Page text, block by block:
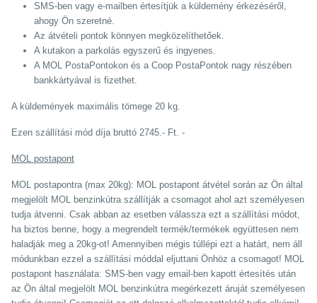
SMS-ben vagy e-mailben értesítjük a küldemény érkezéséről,
ahogy Ön szeretné.
Az átvételi pontok könnyen megközelíthetőek.
A kutakon a parkolás egyszerű és ingyenes.
A MOL PostaPontokon és a Coop PostaPontok nagy részében
bankkártyával is fizethet.
A küldemények maximális tömege 20 kg.
Ezen szállítási mód díja bruttó 2745.- Ft. -
MOL postapont
MOL postapontra (max 20kg): MOL postapont átvétel során az Ön által
megjelölt MOL benzinkútra szállítják a csomagot ahol azt személyesen
tudja átvenni. Csak abban az esetben válassza ezt a szállítási módot,
ha biztos benne, hogy a megrendelt termék/termékek együttesen nem
haladják meg a 20kg-ot! Amennyiben mégis túllépi ezt a határt, nem áll
módunkban ezzel a szállítási móddal eljuttani Önhöz a csomagot! MOL
postapont használata: SMS-ben vagy email-ben kapott értesítés után
az Ön által megjelölt MOL benzinkútra megérkezett áruját személyesen